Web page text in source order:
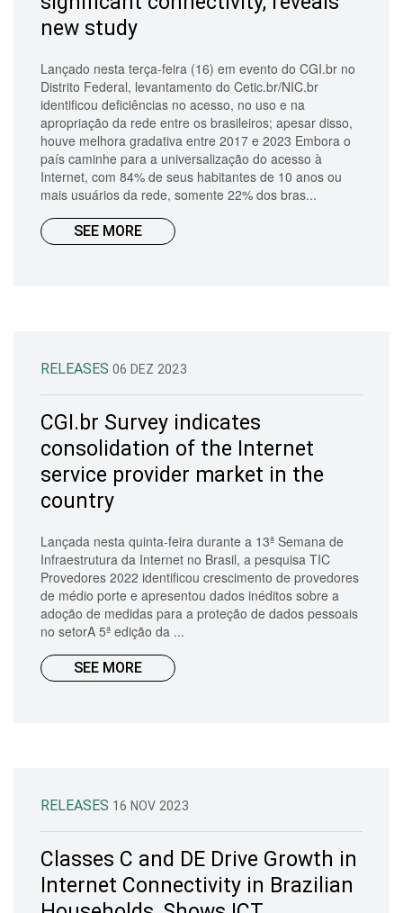
new study
Lançado nesta terça-feira (16) em evento do CGI.br no
Distrito Federal, levantamento do Cetic.br/NIC.br
identificou deficiências no acesso, no uso e na
apropriação da rede entre os brasileiros; apesar disso,
houve melhora gradativa entre 2017 e 2023 Embora o
país caminhe para a universalização do acesso à
Internet, com 84% de seus habitantes de 10 anos ou
mais usuários da rede, somente 22% dos bras...
SEE MORE
RELEASES 06 DEZ 2023
CGI.br Survey indicates
consolidation of the Internet
service provider market in the
country
Lançada nesta quinta-feira durante a 13ª Semana de
Infraestrutura da Internet no Brasil, a pesquisa TIC
Provedores 2022 identificou crescimento de provedores
de médio porte e apresentou dados inéditos sobre a
adoção de medidas para a proteção de dados pessoais
no setorA 5ª edição da ...
SEE MORE
RELEASES 16 NOV 2023
Classes C and DE Drive Growth in
Internet Connectivity in Brazilian